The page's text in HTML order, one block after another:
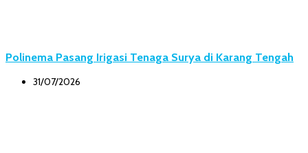
Polinema Pasang Irigasi Tenaga Surya di Karang Tengah
31/07/2026